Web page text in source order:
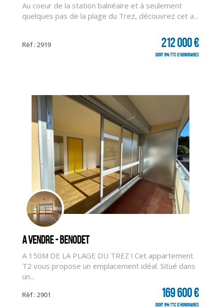
CLIQUER ICI POUR AGRANDIR
Au coeur de la station balnéaire et à seulement
quelques pas de la plage du Trez, découvrez cet a...
Rèf : 2919 212 000 €
dont 6% TTC d'honoraires
A vendre - BENODET
A 150M DE LA PLAGE DU TREZ ! Cet appartement
T2 vous propose un emplacement idéal. Situé dans
un...
Rèf : 2901 169 600 €
dont 6% TTC d'honoraires